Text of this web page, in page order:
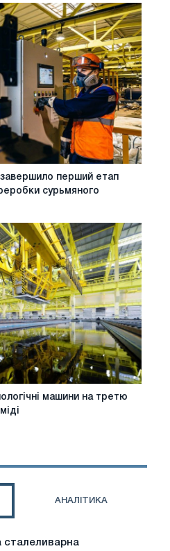
перший етап
сурьмяного
машини на третю
АНАЛІТИКА
сталеливарна